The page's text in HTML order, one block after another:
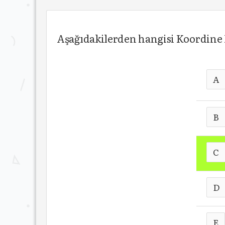
Aşağıdakilerden hangisi
A
B
C
D
E